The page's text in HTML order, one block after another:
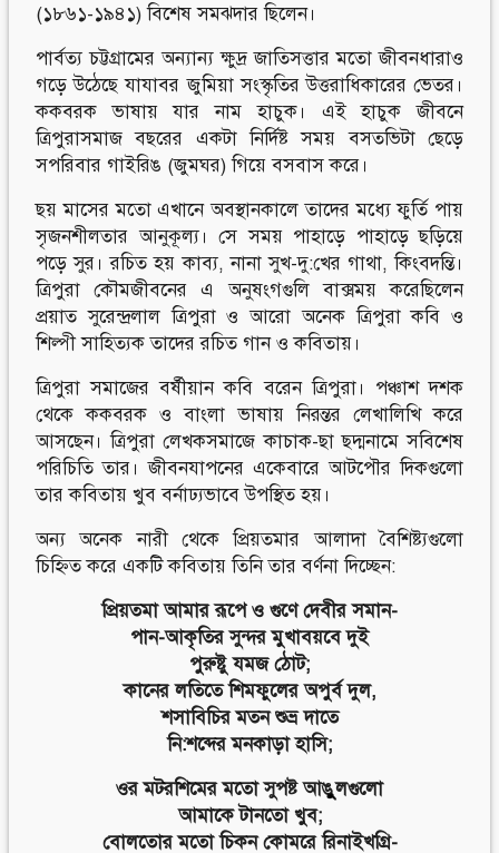
(১৮৬১-১৯৪১) বিশেষ সমঝদার ছিলেন।
পার্বত্য চট্টগ্রামের অন্যান্য ক্ষুদ্র জাতিসত্তার মতো জীবনধারাও
গড়ে উঠেছে যাযাবর জুমিয়া সংস্কৃতির উত্তরাধিকারের ভেতর।
ককবরক ভাষায় যার নাম হাচুক। এই হাচুক জীবনে
ত্রিপুরাসমাজ বছরের একটা নির্দিষ্ট সময় বসতভিটা ছেড়ে
সপরিবার গাইরিঙ (জুমঘর) গিয়ে বসবাস করে।
ছয় মাসের মতো এখানে অবস্থানকালে তাদের মধ্যে ফুর্তি পায়
সৃজনশীলতার আনুকূল্য। সে সময় পাহাড়ে পাহাড়ে ছড়িয়ে
পড়ে সুর। রচিত হয় কাব্য, নানা সুখ-দু:খের গাথা, কিংবদন্তি।
ত্রিপুরা কৌমজীবনের এ অনুষংগগুলি বাক্সময় করেছিলেন
প্রয়াত সুরেন্দ্রলাল ত্রিপুরা ও আরো অনেক ত্রিপুরা কবি ও
শিল্পী সাহিত্যক তাদের রচিত গান ও কবিতায়।
ত্রিপুরা সমাজের বর্ষীয়ান কবি বরেন ত্রিপুরা। পঞ্চাশ দশক
থেকে ককবরক ও বাংলা ভাষায় নিরন্তর লেখালিখি করে
আসছেন। ত্রিপুরা লেখকসমাজে কাচাক-ছা ছদ্মনামে সবিশেষ
পরিচিতি তার। জীবনযাপনের একেবারে আটপৌর দিকগুলো
তার কবিতায় খুব বর্নাঢ্যভাবে উপস্থিত হয়।
অন্য অনেক নারী থেকে প্রিয়তমার আলাদা বৈশিষ্ট্যগুলো
চিহ্নিত করে একটি কবিতায় তিনি তার বর্ণনা দিচ্ছেন:
প্রিয়তমা আমার রূপে ও গুণে দেবীর সমান-
পান-আকৃতির সুন্দর মুখাবয়বে দুই
পুরুষ্টু যমজ ঠোট;
কানের লতিতে শিমফুলের অপুর্ব দুল,
শসাবিচির মতন শুভ্র দাতে
নি:শব্দের মনকাড়া হাসি;
ওর মটরশিমের মতো সুপষ্ট আঙুুলগুলো
আমাকে টানতো খুব;
বোলতোর মতো চিকন কোমরে রিনাইখগ্রি-